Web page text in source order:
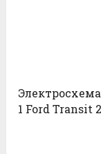
1 Ford Transit 2